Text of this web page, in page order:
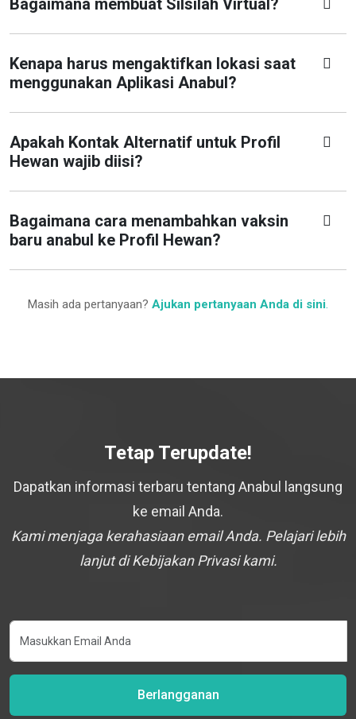
Bagaimana membuat Silsilah Virtual?
Kenapa harus mengaktifkan lokasi saat
menggunakan Aplikasi Anabul?
Apakah Kontak Alternatif untuk Profil
Hewan wajib diisi?
Bagaimana cara menambahkan vaksin
baru anabul ke Profil Hewan?
Masih ada pertanyaan? Ajukan pertanyaan Anda di sini.
Tetap Terupdate!
Dapatkan informasi terbaru tentang Anabul langsung
ke email Anda.
Kami menjaga kerahasiaan email Anda. Pelajari lebih
lanjut di Kebijakan Privasi kami.
Berlangganan